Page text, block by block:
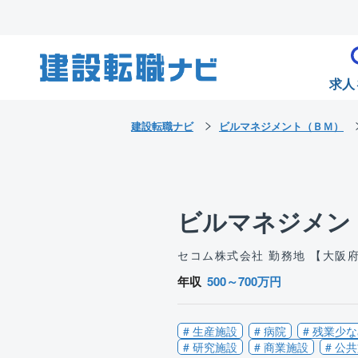
求
ビルマネジメ
セコム株式会社 勤務地 【大阪
年収 500～700万円
# 生産施設 # 病院
# 残業少
# 研究施設
# 商業施設 # 公
建設転職ナビ ビルマネジメント（ＢＭ）